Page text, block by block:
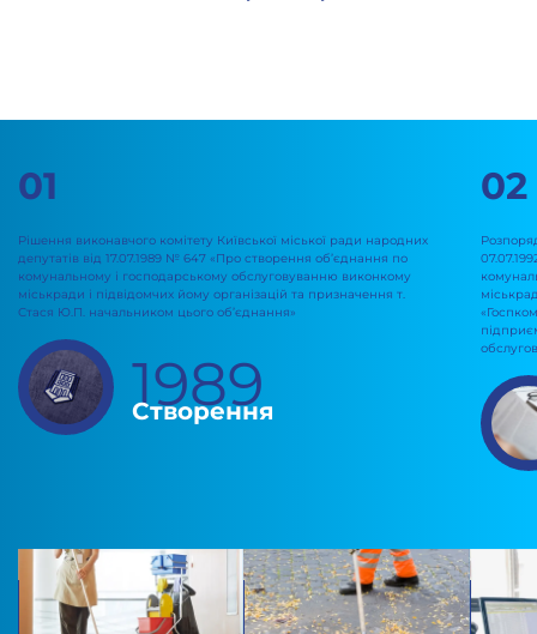
01
Рішення виконавчого комітету Київської міської ради народних
депутатів від 17.07.1989 № 647 «Про створення об’єднання по
комунальному і господарському обслуговуванню виконкому
міськради і підвідомчих йому організацій та призначення т.
Стася Ю.П. начальником цього об’єднання»
1989
Cтворення
02